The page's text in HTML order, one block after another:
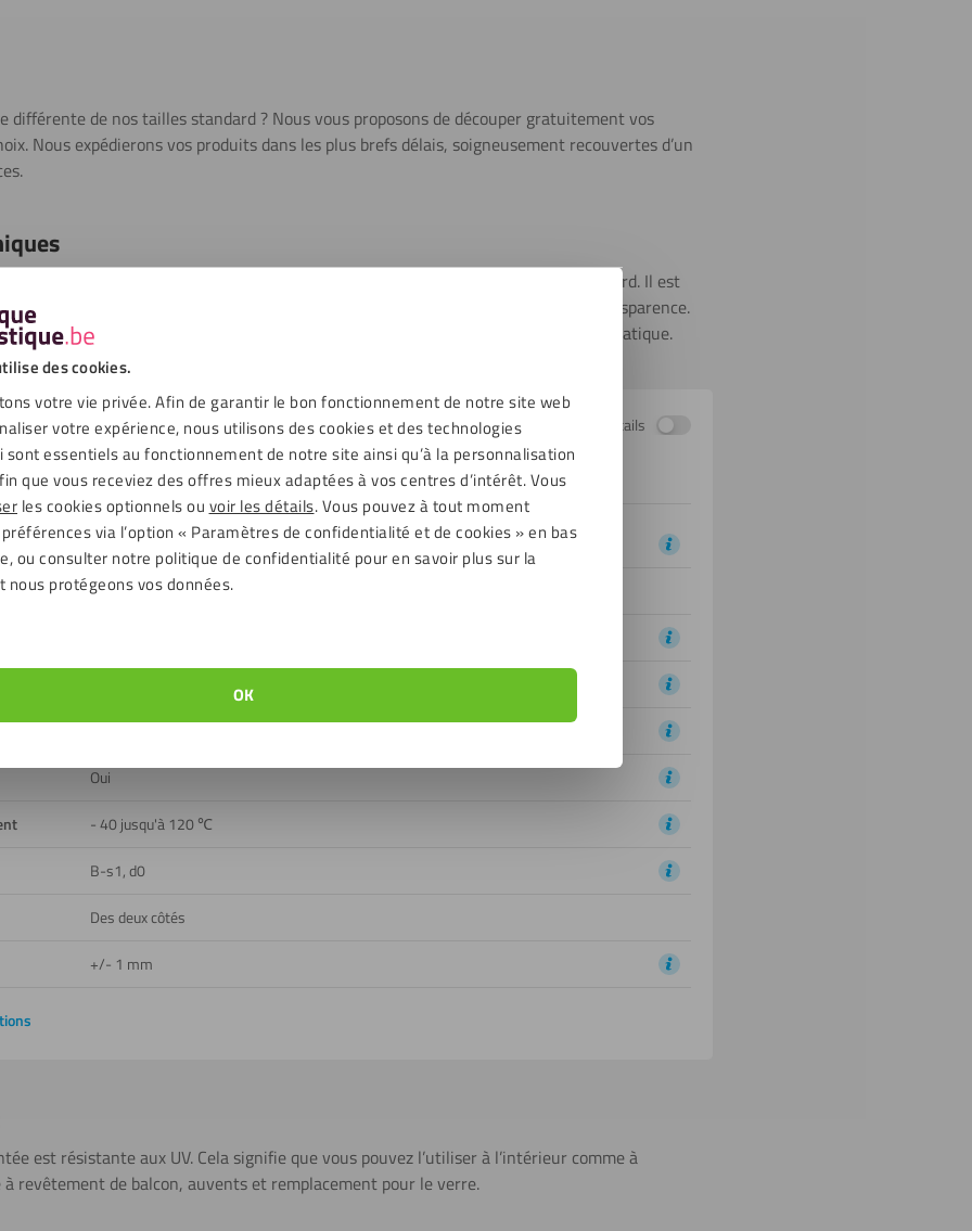
des cookies.
votre vie privée. Afin de garantir le bon fonctionnement de notre site web
votre expérience, nous utilisons des cookies et des technologies
sont essentiels au fonctionnement de notre site ainsi qu’à la personnalisation
que vous receviez des offres mieux adaptées à vos centres d’intérêt. Vous
les cookies optionnels ou voir les détails. Vous pouvez à tout moment
via l’option « Paramètres de confidentialité et de cookies » en bas
ou consulter notre politique de confidentialité pour en savoir plus sur la
nous protégeons vos données.
OK
différente de nos tailles standard ? Nous vous proposons de découper gratuitement vos
Nous expédierons vos produits dans les plus brefs délais, soigneusement recouvertes d’un
aux UV et 250 fois plus robuste que le verre tout en étant deux fois moins lourd. Il est
Nous vous recommandons donc de polir les plaques pour maintenir leur transparence.
pendant longtemps, vous pouvez aussi les nettoyer avec un nettoyant antistatique.
Afficher les détails
Brun
Lisse, Teinté
Oui
- 40 jusqu'à 120 ℃
B-s1, d0
Des deux côtés
+/- 1 mm
est résistante aux UV. Cela signifie que vous pouvez l’utiliser à l’intérieur comme à
à revêtement de balcon, auvents et remplacement pour le verre.